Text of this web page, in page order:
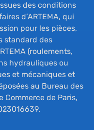
des conditions
d’ARTEMA, qui
pour les pièces,
standard des
(roulements,
hydrauliques ou
et mécaniques et
au Bureau des
Commerce de Paris,